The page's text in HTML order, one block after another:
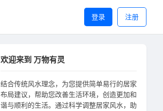
登录 注册
欢迎来到 万物有灵
结合传统风水理念，为您提供简单易行的居家
布局建议，帮助您改善生活环境，创造更加和
谐与顺利的生活。通过科学调整居家风水，助